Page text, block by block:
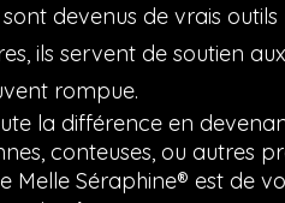
devenus de vrais
ils servent de soutien
rompue.
la différence en
conteuses, ou autres
Melle Séraphine® est de